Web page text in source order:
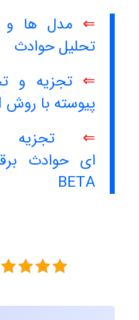
⇐ مدل ها و
تحلیل حوادث
⇐تجزیه و
پیوسته با روش TMEPM
⇐
BETA